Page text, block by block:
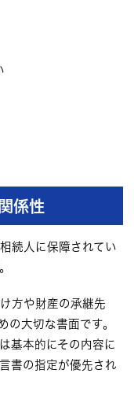
係性
続人に保障されてい
方や財産の承継先
の大切な書面です。
基本的にその内容に
書の指定が優先され